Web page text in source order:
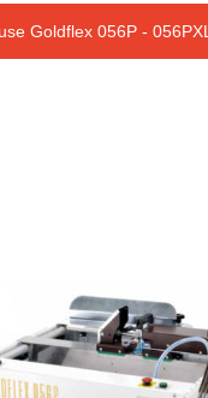
Goldflex 056P - 056PXL